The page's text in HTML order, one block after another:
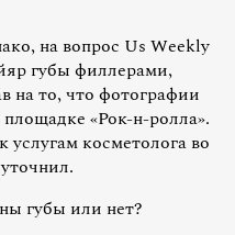
на вопрос Us Weekly
губы филлерами,
на то, что фотографии
«Рок-н-ролла».
косметолога во
губы или нет?